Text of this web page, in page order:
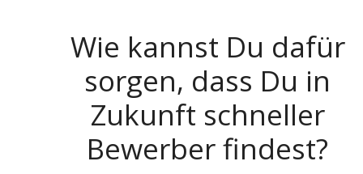
Wie kannst Du dafür
sorgen, dass Du in
Zukunft schneller
Bewerber findest?